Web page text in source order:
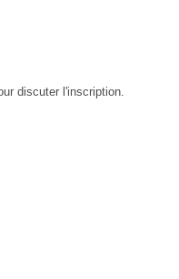
discuter l'inscription.